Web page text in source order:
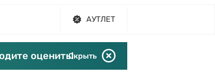
АУТЛЕТ
оценить!Скрыть